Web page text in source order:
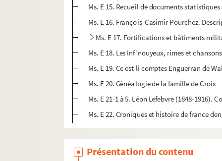
Ms. E 15. Recueil de documents
Ms. E 16. François-Casimir Pourchez.
Ms. E 17. Fortifications et bâtiments
Ms. E 18. Les Inf’nouyeux, rimes et chansons
Ms. E 19. Ce est li comptes Enguerran de
Ms. E 20. Généalogie de la famille de Croix
Ms. E 21-1 à 5. Léon Lefebvre (1848-1916).
Ms. E 22. Croniques et histoire de france
Présentation du contenu